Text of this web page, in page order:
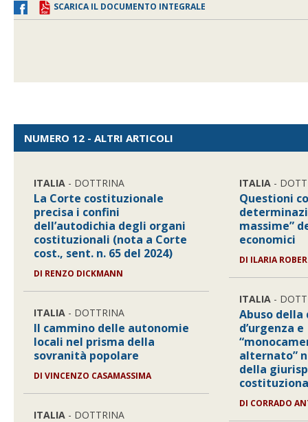
SCARICA IL DOCUMENTO INTEGRALE
NUMERO 12 - ALTRI ARTICOLI
ITALIA - DOTTRINA
La Corte costituzionale
precisa i confini
dell’autodichia degli organi
costituzionali (nota a Corte
cost., sent. n. 65 del 2024)
DI RENZO DICKMANN
ITALIA - DOTTRINA
Il cammino delle autonomie
locali nel prisma della
sovranità popolare
DIVINCENZO CASAMASSIMA
ITALIA - DOTTRINA
ITALIA -
Questioni
massime”
economici
DI ILARIA
ITALIA -
Abuso
d’urgenza e
alternato”
della
DI CORRADO